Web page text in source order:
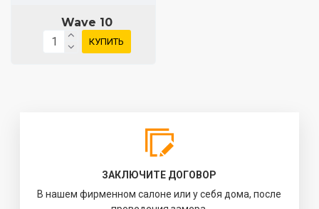
Wave 10
КУПИТЬ
ЗАКЛЮЧИТЕ ДОГОВОР
В нашем фирменном салоне или у себя дома, после